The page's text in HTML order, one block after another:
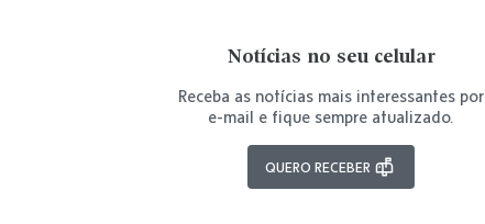
Notícias no seu celular
Receba as notícias mais interessantes por
e-mail e fique sempre atualizado.
QUERO RECEBER